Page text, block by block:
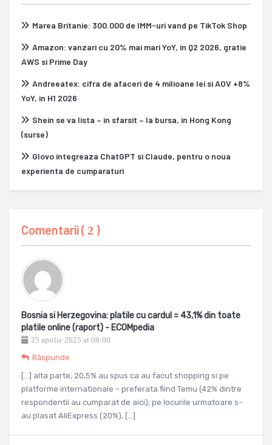
Marea Britanie: 300.000 de IMM-uri vand pe TikTok Shop
Amazon: vanzari cu 20% mai mari YoY, in Q2 2026, gratie
AWS si Prime Day
Andreeatex: cifra de afaceri de 4 milioane lei si AOV +8%
YoY, in H1 2026
Shein se va lista – in sfarsit – la bursa, in Hong Kong
(surse)
Glovo integreaza ChatGPT si Claude, pentru o noua
experienta de cumparaturi
Comentarii ( 2 )
Bosnia si Herzegovina: platile cu cardul = 43,1% din toate
platile online (raport) - ECOMpedia
25 aprilie 2025 at 08:00
Răspunde
[…] alta parte, 20,5% au spus ca au facut shopping si pe
platforme internationale – preferata fiind Temu (42% dintre
respondentii au cumparat de aici); pe locurile urmatoare s-
au plasat AliExpress (20%), […]